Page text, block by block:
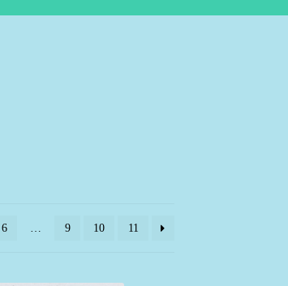
6 9 10 11